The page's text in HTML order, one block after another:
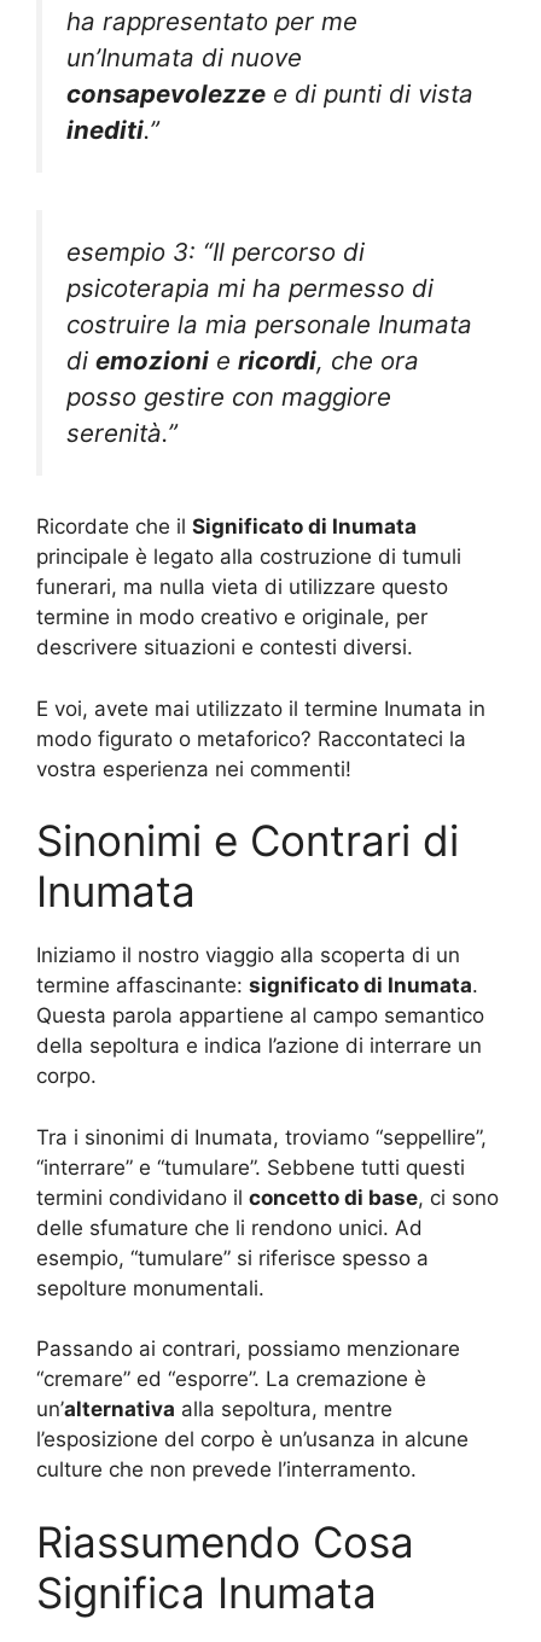
ha rappresentato per me
un’Inumata di nuove
consapevolezze e di punti di vista
inediti.”
esempio 3: “Il percorso di
psicoterapia mi ha permesso di
costruire la mia personale Inumata
di emozioni e ricordi, che ora
posso gestire con maggiore
serenità.”
Ricordate che il Significato di Inumata
principale è legato alla costruzione di tumuli
funerari, ma nulla vieta di utilizzare questo
termine in modo creativo e originale, per
descrivere situazioni e contesti diversi.
E voi, avete mai utilizzato il termine Inumata in
modo figurato o metaforico? Raccontateci la
vostra esperienza nei commenti!
Sinonimi e Contrari di
Inumata
Iniziamo il nostro viaggio alla scoperta di un
termine affascinante: significato di Inumata.
Questa parola appartiene al campo semantico
della sepoltura e indica l’azione di interrare un
corpo.
Tra i sinonimi di Inumata, troviamo “seppellire”,
“interrare” e “tumulare”. Sebbene tutti questi
termini condividano il concetto di base, ci sono
delle sfumature che li rendono unici. Ad
esempio, “tumulare” si riferisce spesso a
sepolture monumentali.
Passando ai contrari, possiamo menzionare
“cremare” ed “esporre”. La cremazione è
un’alternativa alla sepoltura, mentre
l’esposizione del corpo è un’usanza in alcune
culture che non prevede l’interramento.
Riassumendo Cosa
Significa Inumata